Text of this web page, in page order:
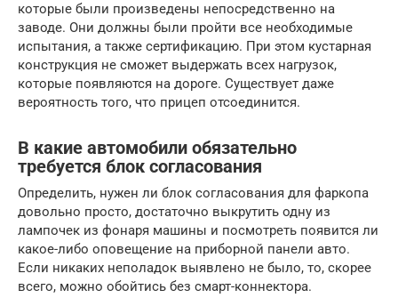
которые были произведены непосредственно на
заводе. Они должны были пройти все необходимые
испытания, а также сертификацию. При этом кустарная
конструкция не сможет выдержать всех нагрузок,
которые появляются на дороге. Существует даже
вероятность того, что прицеп отсоединится.
В какие автомобили обязательно
требуется блок согласования
Определить, нужен ли блок согласования для фаркопа
довольно просто, достаточно выкрутить одну из
лампочек из фонаря машины и посмотреть появится ли
какое-либо оповещение на приборной панели авто.
Если никаких неполадок выявлено не было, то, скорее
всего, можно обойтись без смарт-коннектора.